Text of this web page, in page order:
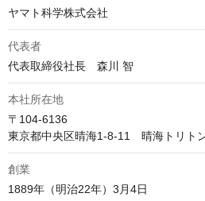
ヤマト科学株式会社
代表者
代表取締役社長　森川 智
本社所在地
〒104-6136
東京都中央区晴海1-8-11　晴海トリト
創業
1889年（明治22年）3月4日